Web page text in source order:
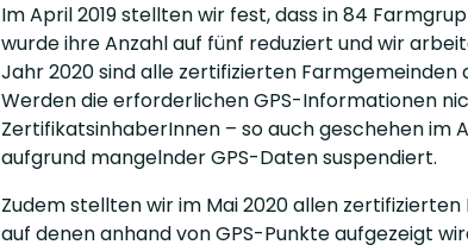
Im April 2019 stellten wir fest, dass in 84
wurde ihre Anzahl auf fünf reduziert und wir
Jahr 2020 sind alle zertifizierten
Werden die erforderlichen GPS-Informationen
ZertifikatsinhaberInnen – so auch geschehen im
aufgrund mangelnder GPS-Daten suspendiert.
Zudem stellten wir im Mai 2020 allen
auf denen anhand von GPS-Punkte aufgezeigt